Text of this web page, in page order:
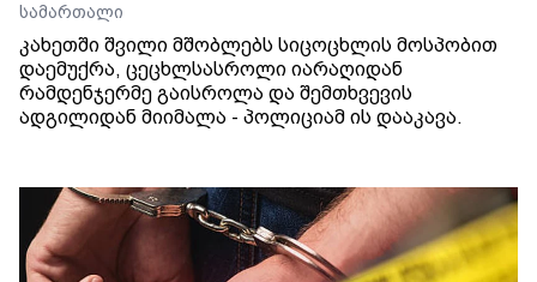
სამართალი
კახეთში შვილი მშობლებს სიცოცხლის მოსპობით
დაემუქრა, ცეცხლსასროლი იარაღიდან
რამდენჯერმე გაისროლა და შემთხვევის
ადგილიდან მიიმალა - პოლიციამ ის დააკავა.